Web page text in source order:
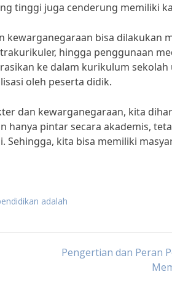
tinggi juga cenderung memiliki
bisa dilakukan
hingga penggunaan
ke dalam kurikulum
oleh peserta didik.
dan kewarganegaraan, kita
hanya pintar secara akademis,
kita bisa memiliki
adalah
Pengertian dan Peran